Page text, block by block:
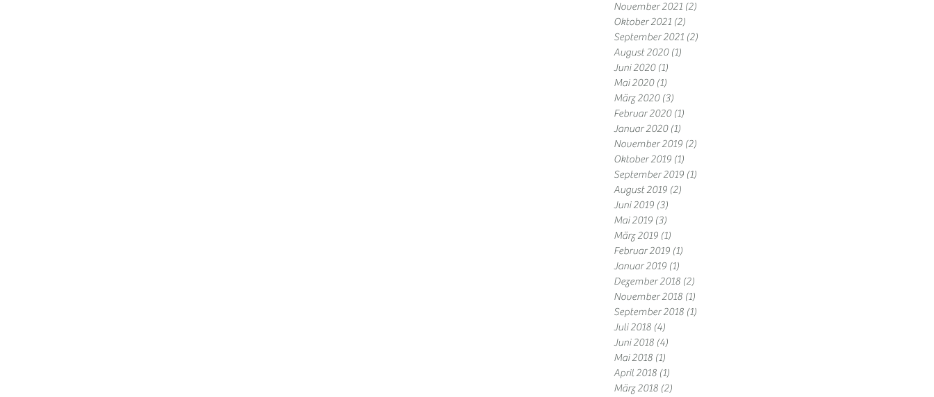
November 2021 (2)
Oktober 2021 (2)
September 2021 (2)
August 2020 (1)
Juni 2020 (1)
Mai 2020 (1)
März 2020 (3)
Februar 2020 (1)
Januar 2020 (1)
November 2019 (2)
Oktober 2019 (1)
September 2019 (1)
August 2019 (2)
Juni 2019 (3)
Mai 2019 (3)
März 2019 (1)
Februar 2019 (1)
Januar 2019 (1)
Dezember 2018 (2)
November 2018 (1)
September 2018 (1)
Juli 2018 (4)
Juni 2018 (4)
Mai 2018 (1)
April 2018 (1)
März 2018 (2)